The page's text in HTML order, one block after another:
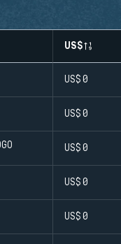
US$
US$0
US$0
US$0
US$0
US$0